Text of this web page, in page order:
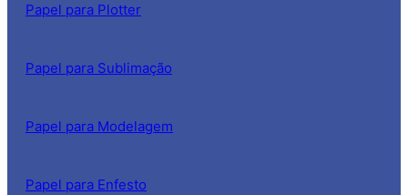
Papel para Plotter
Papel para Sublimação
Papel para Modelagem
Papel para Enfesto